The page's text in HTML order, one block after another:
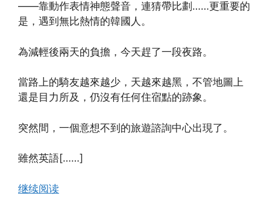
——靠動作表情神態聲音，連猜帶比劃……更重要的
是，遇到無比熱情的韓國人。
為減輕後兩天的負擔，今天趕了一段夜路。
當路上的騎友越來越少，天越來越黑，不管地圖上
還是目力所及，仍沒有任何住宿點的跡象。
突然間，一個意想不到的旅遊諮詢中心出現了。
雖然英語[……]
继续阅读